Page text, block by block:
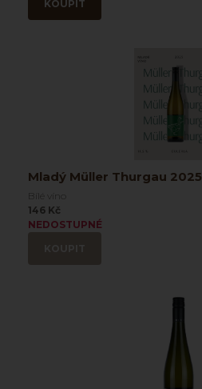
KOUPIT
Mladý Müller Thurgau 2025
Bílé víno
146 Kč
NEDOSTUPNÉ